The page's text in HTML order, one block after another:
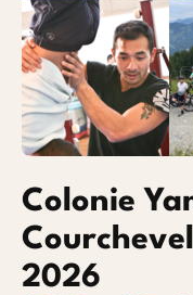
Colonie
2026